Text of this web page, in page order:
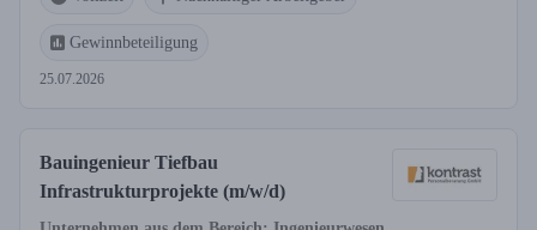
Gewinnbeteiligung
25.07.2026
Bauingenieur Tiefbau
Infrastrukturprojekte (m/w/d)